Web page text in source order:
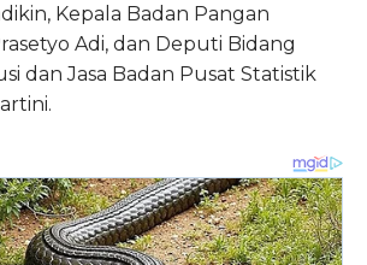
Kepala Badan Pangan
Adi, dan Deputi Bidang
dan Jasa Badan Pusat Statistik